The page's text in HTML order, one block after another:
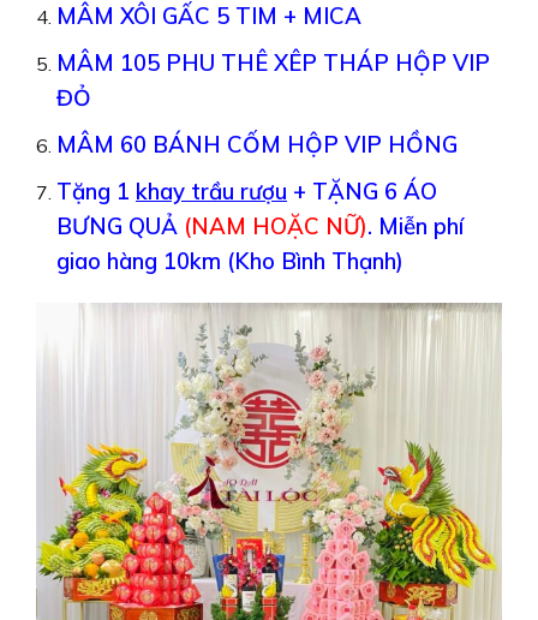
MÂM XÔI GẤC 5 TIM + MICA
MÂM 105 PHU THÊ XÊP THÁP HỘP VIP
ĐỎ
MÂM 60 BÁNH CỐM HỘP VIP HỒNG
Tặng 1 khay trầu rượu + TẶNG 6 ÁO
BƯNG QUẢ (NAM HOẶC NỮ). Miễn phí
giao hàng 10km (Kho Bình Thạnh)